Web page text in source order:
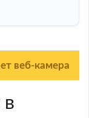
веб-камера